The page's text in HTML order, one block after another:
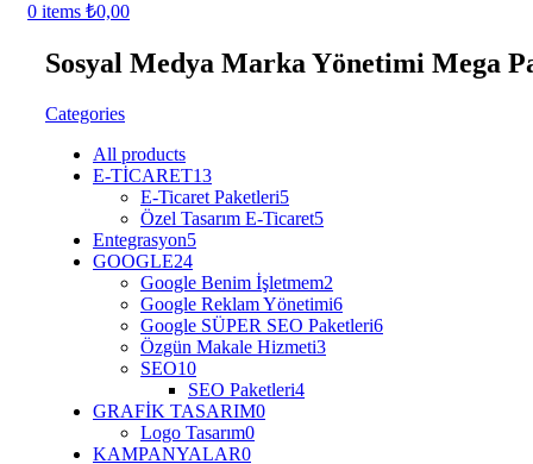
0 items ₺0,00
Sosyal Medya Marka Yönetimi Mega
Categories
All products
E-TİCARET13
E-Ticaret Paketleri5
Özel Tasarım E-Ticaret5
Entegrasyon5
GOOGLE24
Google Benim İşletmem2
Google Reklam Yönetimi6
Google SÜPER SEO Paketleri6
Özgün Makale Hizmeti3
SEO10
SEO Paketleri4
GRAFİK TASARIM0
Logo Tasarım0
KAMPANYALAR0